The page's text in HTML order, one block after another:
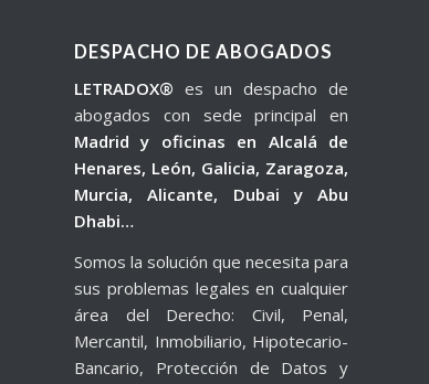
DESPACHO DE ABOGADOS
LETRADOX® es un despacho de
abogados con sede principal en
Madrid y oficinas en Alcalá de
Henares, León, Galicia, Zaragoza,
Murcia, Alicante, Dubai y Abu
Dhabi…
Somos la solución que necesita para
sus problemas legales en cualquier
área del Derecho: Civil, Penal,
Mercantil, Inmobiliario, Hipotecario-
Bancario, Protección de Datos y